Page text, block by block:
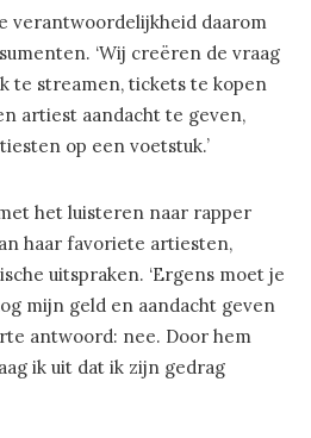
verantwoordelijkheid daarom
‘Wij creëren de vraag
te streamen, tickets te kopen
artiest aandacht te geven,
op een voetstuk.’
het luisteren naar rapper
haar favoriete artiesten,
uitspraken. ‘Ergens moet je
mijn geld en aandacht geven
antwoord: nee. Door hem
ik uit dat ik zijn gedrag